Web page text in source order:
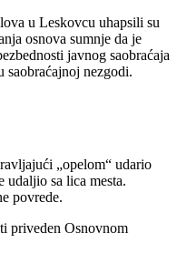
u Leskovcu uhapsili su
osnova sumnje da je
javnog saobraćaja
saobraćajnoj nezgodi.
„opelom“ udario
udaljio sa lica mesta.
povrede.
priveden Osnovnom